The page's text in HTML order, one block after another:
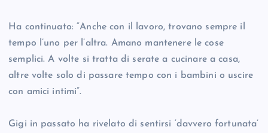
Ha continuato: “Anche con il lavoro, trovano sempre il
tempo l’uno per l’altra. Amano mantenere le cose
semplici. A volte si tratta di serate a cucinare a casa,
altre volte solo di passare tempo con i bambini o uscire
con amici intimi”.
Gigi in passato ha rivelato di sentirsi ‘davvero fortunata’